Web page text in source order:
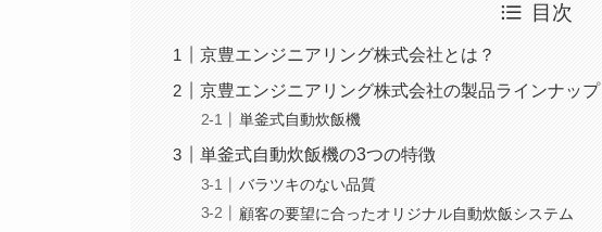
目次
京豊エンジニアリング株式会社とは？
京豊エンジニアリング株式会社の製品ラインナップ
単釜式自動炊飯機
単釜式自動炊飯機の3つの特徴
バラツキのない品質
顧客の要望に合ったオリジナル自動炊飯システム